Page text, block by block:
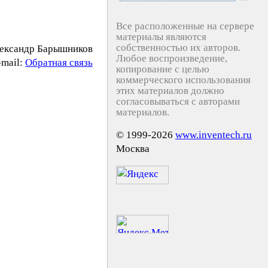
Барышников
Обратная связь
Все расположенные на сервере
материалы являются
собственностью их авторов.
Любое воспроизведение,
копирование с целью
коммерческого использования
этих материалов должно
согласовываться с авторами
материалов.
© 1999-2026 www.inventech.ru
Москва